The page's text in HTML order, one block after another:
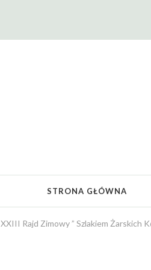
STRONA GŁÓWNA
XXIII Rajd Zimowy ” Szlakiem Żarskich